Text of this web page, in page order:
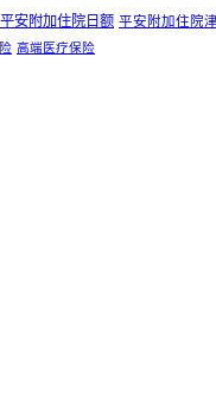
平安附加住院日额 平安附加住院
高端医疗保险